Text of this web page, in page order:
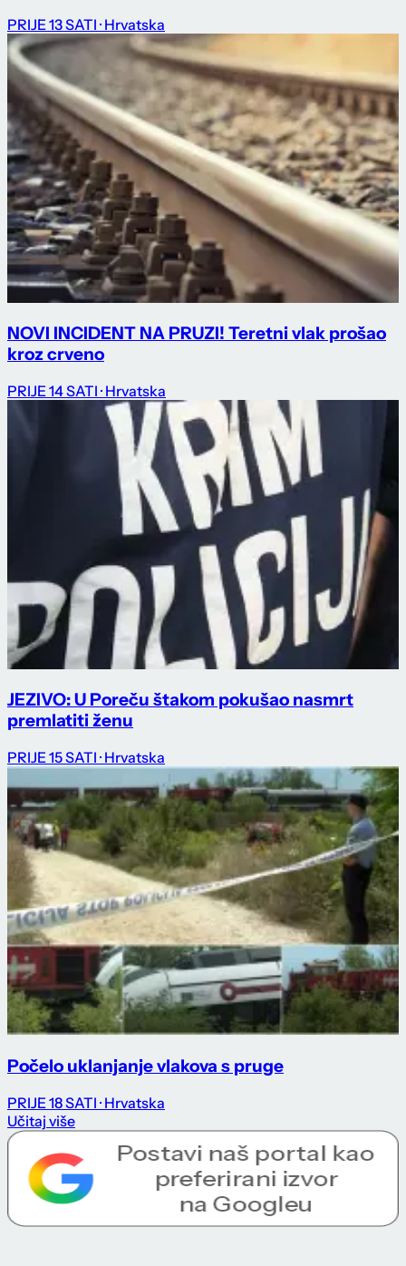
PRIJE 13 SATI · Hrvatska
NOVI INCIDENT NA PRUZI! Teretni vlak prošao
kroz crveno
PRIJE 14 SATI · Hrvatska
JEZIVO: U Poreču štakom pokušao nasmrt
premlatiti ženu
PRIJE 15 SATI · Hrvatska
Počelo uklanjanje vlakova s pruge
PRIJE 18 SATI · Hrvatska
Učitaj više